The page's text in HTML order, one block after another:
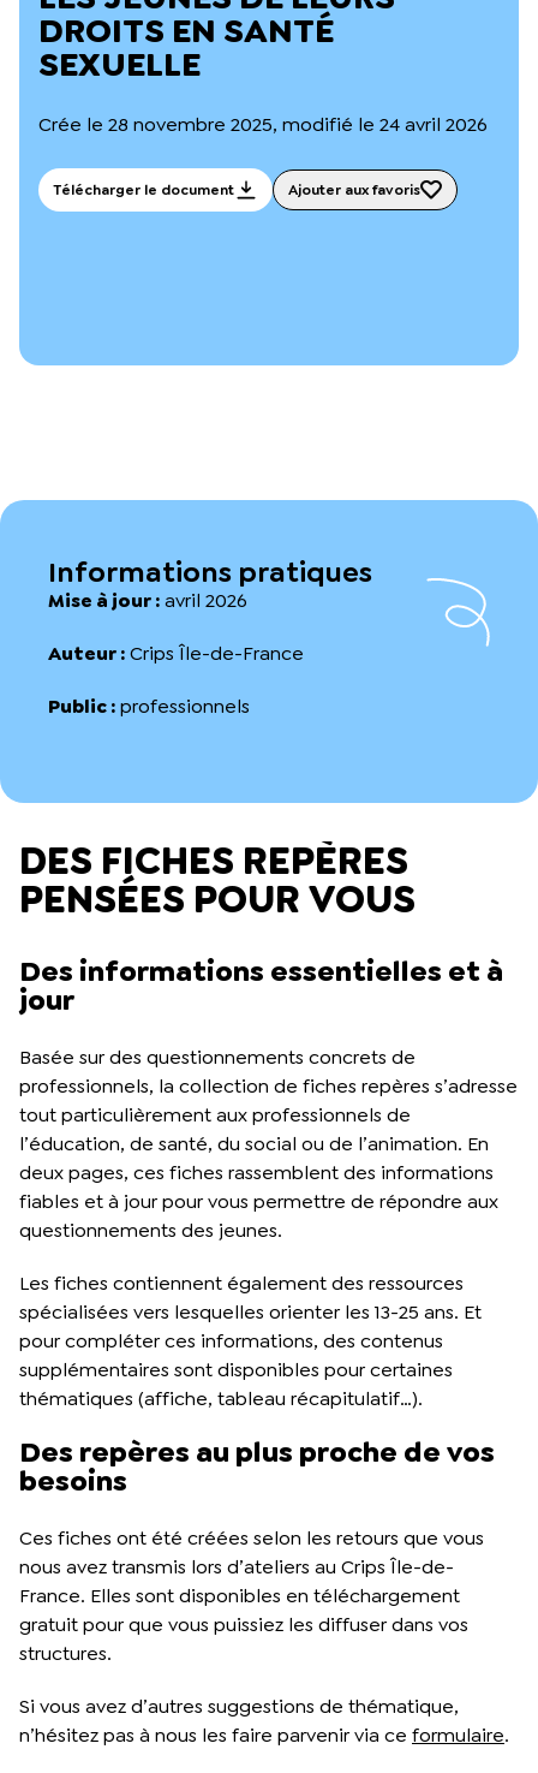
Notre documentation
Webinaires
L’équipe du Crips
Rapports d’activité et financiers
Projets réalisés avec nos partenaires
DROITS EN SANTÉ
SEXUELLE
Crée le 28 novembre 2025, modifié le 24 avril 2026
Télécharger le document Ajouter aux favoris
Informations pratiques
Mise à jour :avril 2026
Auteur :Crips Île-de-France
Public :professionnels
DES FICHES REPÈRES
PENSÉES POUR VOUS
Des informations essentielles et à
jour
Basée sur des questionnements concrets de
professionnels, la collection de fiches repères s’adresse
tout particulièrement aux professionnels de
l’éducation, de santé, du social ou de l’animation. En
deux pages, ces fiches rassemblent des informations
fiables et à jour pour vous permettre de répondre aux
questionnements des jeunes.
Les fiches contiennent également des ressources
spécialisées vers lesquelles orienter les 13-25 ans. Et
pour compléter ces informations, des contenus
supplémentaires sont disponibles pour certaines
thématiques (affiche, tableau récapitulatif…).
Des repères au plus proche de vos
besoins
Ces fiches ont été créées selon les retours que vous
nous avez transmis lors d’ateliers au Crips Île-de-
France. Elles sont disponibles en téléchargement
gratuit pour que vous puissiez les diffuser dans vos
structures.
Si vous avez d’autres suggestions de thématique,
n’hésitez pas à nous les faire parvenir via ce formulaire.